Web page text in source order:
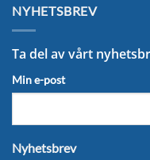
NYHETSBREV
Ta del av vårt
Min e-post
Nyhetsbrev